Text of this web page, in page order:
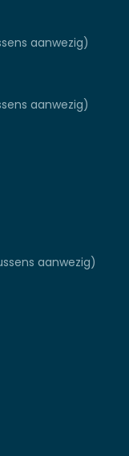
aanwezig)
aanwezig)
aanwezig)